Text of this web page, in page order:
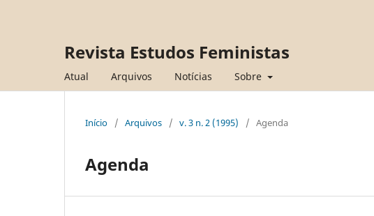
Revista Estudos Feministas
Atual Arquivos Notícias Sobre
Início / Arquivos / v. 3 n. 2 (1995) / Agenda
Agenda